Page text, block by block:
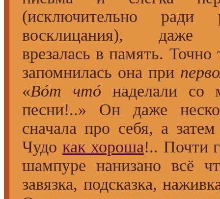
(исключительно
восклицания), даже
врезалась в память. Точно
запомнилась она при
«Вóт чтóнаделали со
песни!..» Он даже
сначала про себя, а
Чудо как хороша!.. Почти
шампуре нанизано всё
завязка, подсказка,